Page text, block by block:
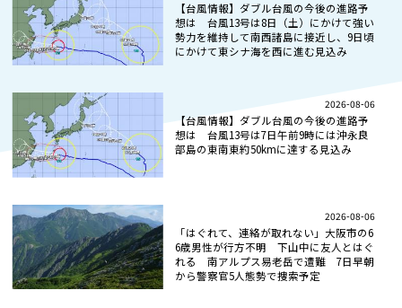
【台風情報】ダブル台風の今後の進路予
想は 台風13号は8日（土）にかけて強い
勢力を維持して南西諸島に接近し、9日頃
にかけて東シナ海を西に進む見込み
2026-08-06
【台風情報】ダブル台風の今後の進路予
想は 台風13号は7日午前9時には沖永良
部島の東南東約50kmに達する見込み
2026-08-06
「はぐれて、連絡が取れない」大阪市の6
6歳男性が行方不明 下山中に友人とはぐ
れる 南アルプス易老岳で遭難 7日早朝
から警察官5人態勢で捜索予定